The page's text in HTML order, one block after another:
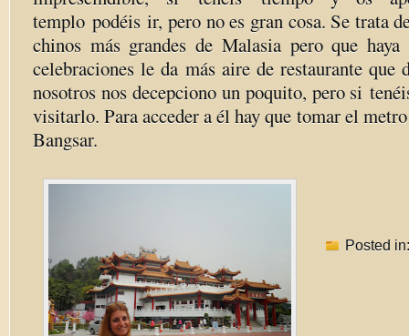
templo podéisir, pero no es gran cosa. Se trata
chinos más grandes de Malasia pero que
celebraciones le da más aire de restaurante que
nosotros nos decepciono un poquito, pero si
visitarlo. Para acceder a él hay que tomar el
Bangsar.
Posted